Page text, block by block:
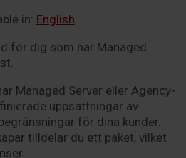
in: English
för dig som har Managed
Managed Server eller Agency-
uppsättningar av
för dina kunder.
tilldelar du ett paket, vilket